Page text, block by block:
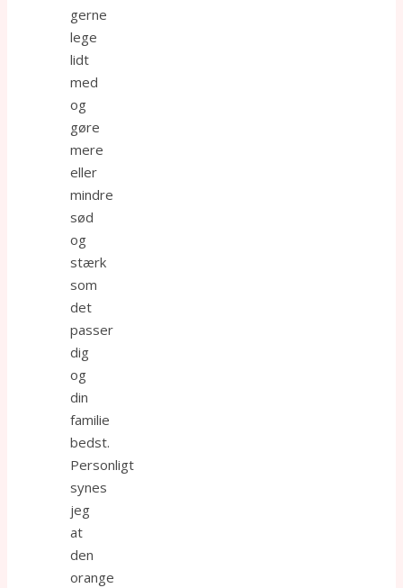
gerne
lege
lidt
med
og
gøre
mere
eller
mindre
sød
og
stærk
som
det
passer
dig
og
din
familie
bedst.
Personligt
synes
jeg
at
den
orange